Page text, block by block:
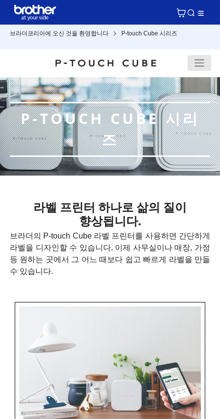
브라더코리아에 오신 것을 환영합니다 P-touch Cube 시리즈
P-TOUCH CUBE 시리
즈
라벨 프린터 하나로 삶의 질이
향상됩니다.
브라더의 P-touch Cube 라벨 프린터를 사용하면 간단하게
라벨을 디자인할 수 있습니다. 이제 사무실이나 매장, 가정
등 원하는 곳에서 그 어느 때보다 쉽고 빠르게 라벨을 만들
수 있습니다.